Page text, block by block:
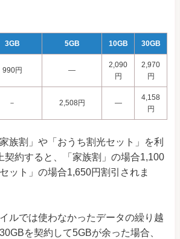
3GB 5GB 10GB 30GB
990円 ―
2,090
円
2,970
円
－ 2,508円 ―
4,158
円
族割」や「おうち割光セット」を利
契約すると、「家族割」の場合1,100
ット」の場合1,650円割引されま
ルでは使わなかったデータの繰り越
を契約して5GBが余った場合、